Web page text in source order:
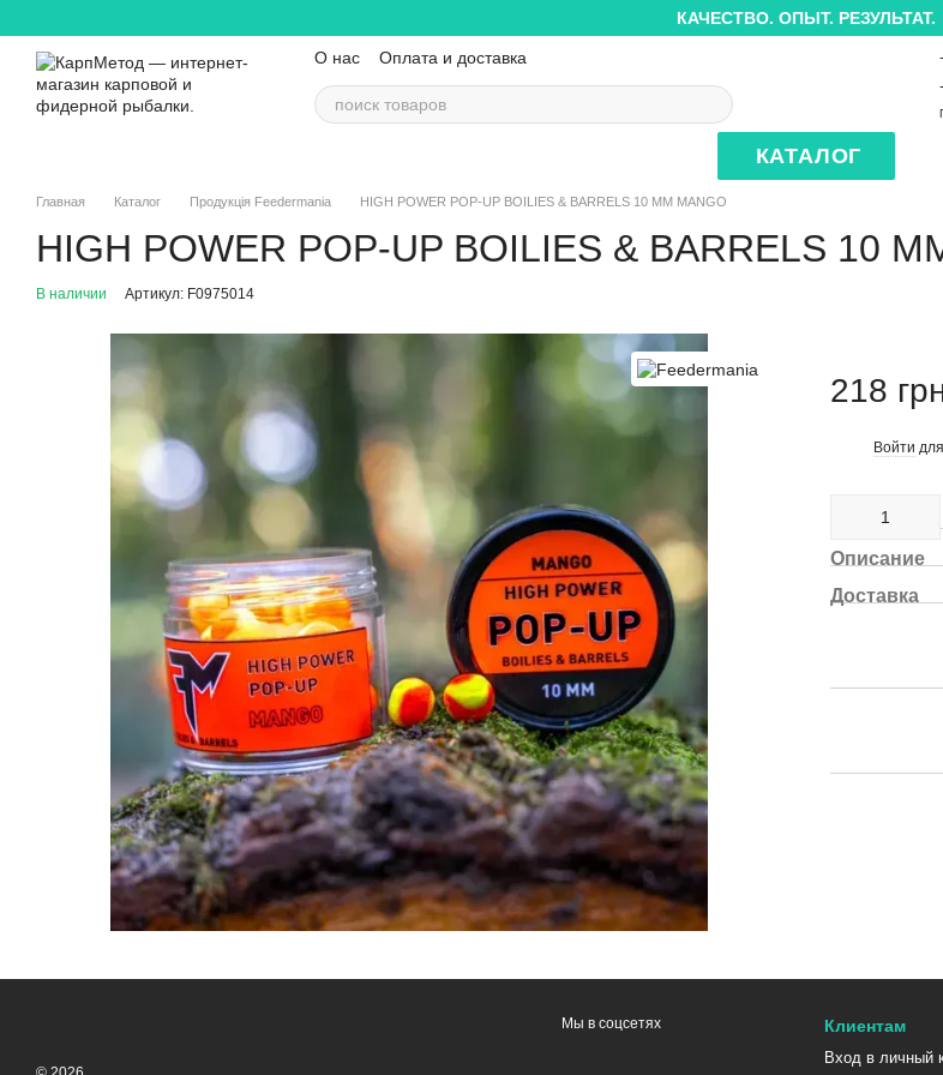
КАЧЕСТВО. ОПЫТ. РЕЗУЛЬТАТ.
О нас
Оплата и доставка
Контактная информация
КАТАЛОГ
Главная Каталог Продукція Feedermania HIGH POWER POP-UP BOILIES & BARRELS 10 MM MANGO
HIGH POWER POP-UP BOILIES & BARRELS 10
В наличии Артикул: F0975014
218
Войти
Описание
Доставка
Мы в соцсетях Клиентам
Вход в личный